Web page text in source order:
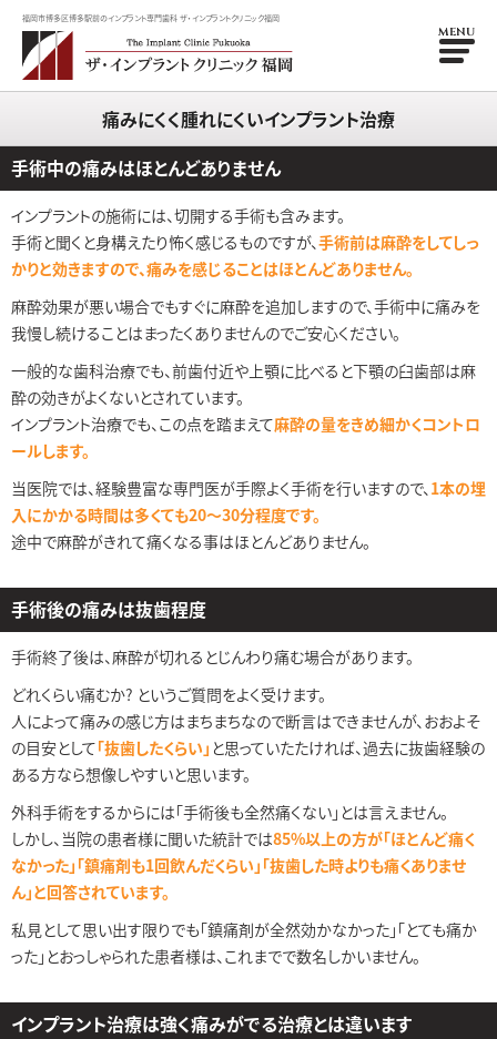
福岡市博多区博多駅前のインプラント専門歯科 ザ・インプラントクリニック福岡
MENU
痛みにくく腫れにくいインプラント治療
手術中の痛みはほとんどありません
インプラントの施術には、切開する手術も含みます。
手術と聞くと身構えたり怖く感じるものですが、手術前は麻酔をしてしっ
かりと効きますので、痛みを感じることはほとんどありません。
麻酔効果が悪い場合でもすぐに麻酔を追加しますので、手術中に痛みを
我慢し続けることはまったくありませんのでご安心ください。
一般的な歯科治療でも、前歯付近や上顎に比べると下顎の臼歯部は麻
酔の効きがよくないとされています。
インプラント治療でも、この点を踏まえて麻酔の量をきめ細かくコントロ
ールします。
当医院では、経験豊富な専門医が手際よく手術を行いますので、1本の埋
入にかかる時間は多くても20～30分程度です。
途中で麻酔がきれて痛くなる事はほとんどありません。
手術後の痛みは抜歯程度
手術終了後は、麻酔が切れるとじんわり痛む場合があります。
どれくらい痛むか? というご質問をよく受けます。
人によって痛みの感じ方はまちまちなので断言はできませんが、おおよそ
の目安として「抜歯したくらい」 と思っていたたければ、過去に抜歯経験の
ある方なら想像しやすいと思います。
外科手術をするからには「手術後も全然痛くない」とは言えません。
しかし、当院の患者様に聞いた統計では85%以上の方が「ほとんど痛く
なかった」「鎮痛剤も1回飲んだくらい」「抜歯した時よりも痛くありませ
ん」と回答されています。
私見として思い出す限りでも「鎮痛剤が全然効かなかった」「とても痛か
った」とおっしゃられた患者様は、これまでで数名しかいません。
インプラント治療は強く痛みがでる治療とは違います